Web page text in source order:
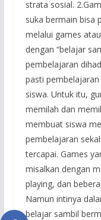
strata sosial.
suka bermain bisa
melalui games
dengan “belajar
pembelajaran
pasti
siswa. Untuk itu,
memilah dan
membuat siswa
pembelajaran
tercapai. Games
misalkan dengan
playing, dan
Namun intinya
belajar sambil